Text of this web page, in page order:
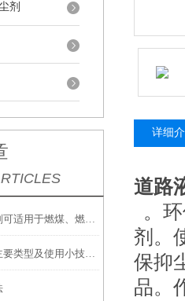
剂
生物颗粒除焦剂可适用于燃煤、燃油及生物质混燃锅炉的定期除焦
锅炉清灰剂的主要类型及使用小技巧分享
详细
道路
。
剂。
保抑
品。